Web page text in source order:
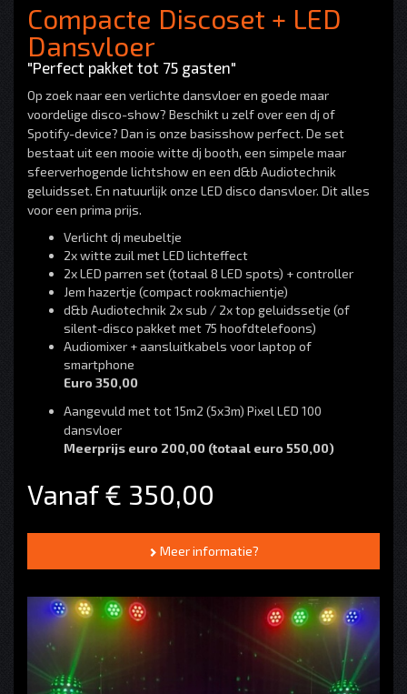
Compacte Discoset + LED
Dansvloer
"Perfect pakket tot 75 gasten"
Op zoek naar een verlichte dansvloer en goede maar
voordelige disco-show? Beschikt u zelf over een dj of
Spotify-device? Dan is onze basisshow perfect. De set
bestaat uit een mooie witte dj booth, een simpele maar
sfeerverhogende lichtshow en een d&b Audiotechnik
geluidsset. En natuurlijk onze LED disco dansvloer. Dit alles
voor een prima prijs.
Verlicht dj meubeltje
2x witte zuil met LED lichteffect
2x LED parren set (totaal 8 LED spots) + controller
Jem hazertje (compact rookmachientje)
d&b Audiotechnik 2x sub / 2x top geluidssetje (of
silent-disco pakket met 75 hoofdtelefoons)
Audiomixer + aansluitkabels voor laptop of
smartphone
Euro 350,00
Aangevuld met tot 15m2 (5x3m) Pixel LED 100
dansvloer
Meerprijs euro 200,00 (totaal euro 550,00)
Vanaf € 350,00
Meer informatie?